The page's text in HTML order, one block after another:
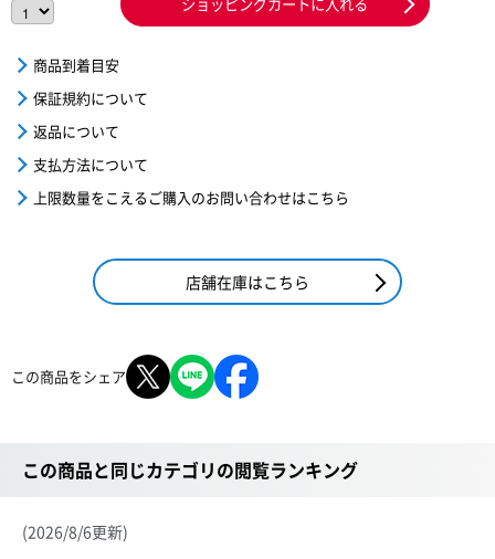
商品到着目安
保証規約について
返品について
支払方法について
上限数量をこえるご購入のお問い合わせはこちら
店舗在庫はこちら
この商品をシェア
この商品と同じカテゴリの閲覧ランキング
(2026/8/6更新)